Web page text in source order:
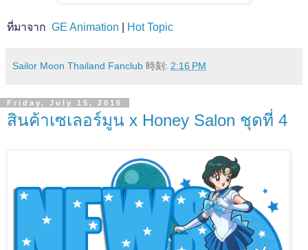
ที่มาจาก GE Animation Hot Topic
Sailor Moon Thailand Fanclub 時刻: 2:16 PM
Friday, July 15, 2016
สินค้าเซเลอร์มูน x Honey Salon ชุดที่ 4